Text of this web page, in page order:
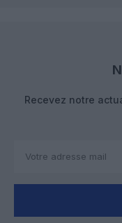
Recevez notre